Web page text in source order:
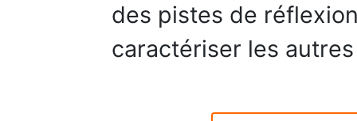
des pistes de
caractériser les